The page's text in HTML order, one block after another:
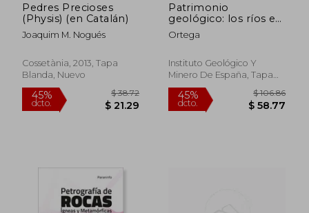
Pedres Precioses
(Physis) (en Catalán)
Joaquim M. Nogués
Cossetània, 2013, Tapa
Blanda, Nuevo
Patrimonio
geológico: los ríos en
roca de la Península
Ibérica (Geología y
Ortega
Instituto Geológico Y
Minero De España, Tapa
Blanda, Nuevo